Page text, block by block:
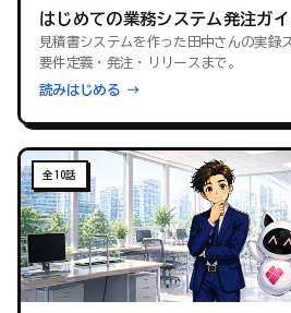
はじめての業務システム発注ガ
見積書システムを作った田中さんの実録
要件定義・発注・リリースまで。
読みはじめる →
全10話